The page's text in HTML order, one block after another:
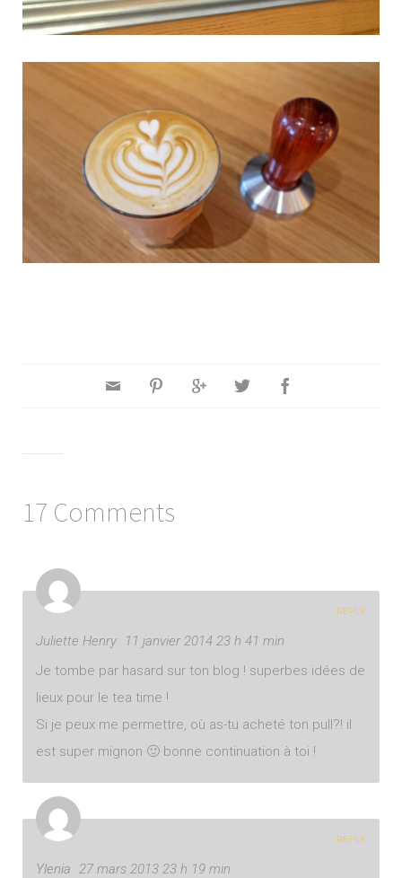
17 Comments
Juliette Henry
11 janvier 2014 23 h 41 min
Je tombe par hasard sur ton blog ! superbes idées de
lieux pour le tea time !
Si je peux me permettre, où as-tu acheté ton pull?! il
est super mignon 🙂 bonne continuation à toi !
REPLY
Ylenia
27 mars 2013 23 h 19 min
REPLY